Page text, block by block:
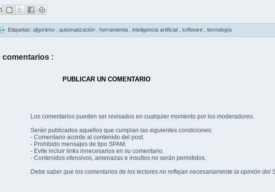
Etiquetas: algoritmo automatización herramienta inteligencia artificial software tecnología
comentarios :
PUBLICAR UN COMENTARIO
Los comentarios pueden ser revisados en cualquier momento por los moderadores.
Serán publicados aquellos que cumplan las siguientes condiciones:
- Comentario acorde al contenido del post.
- Prohibido mensajes de tipo SPAM.
- Evite incluir links innecesarios en su comentario.
- Contenidos ofensivos, amenazas e insultos no serán permitidos.
Debe saber que los comentarios de los lectores no reflejan necesariamente la opinión del